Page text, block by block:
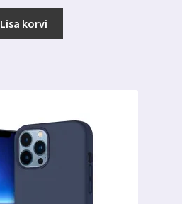
oli:
6.99 €. 2.99 €.
Lisa korvi